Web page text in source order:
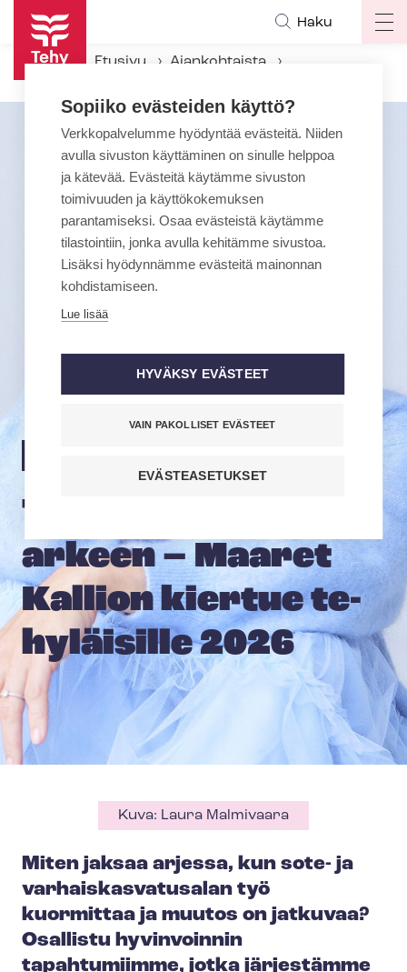
Hyppää
pääsisältöön
Haku
Etusivu
Ajankohtaista
Toi­voa ja voi­maa
ar­keen – Maa­ret
Kal­lion kier­tue te­
hy­läi­sil­le 2026
Kuva: Laura Malmivaara
Miten jaksaa arjessa, kun sote- ja
var­hais­kas­va­tusa­lan työ
kuormittaa ja muutos on jatkuvaa?
Osallistu hyvinvoinnin
tapahtumiimme, jotka järjestämme
Sopiiko evästeiden käyttö?
Verkkopalvelumme hyödyntää evästeitä. Niiden
avulla sivuston käyttäminen on sinulle helppoa
ja kätevää. Evästeitä käytämme sivuston
toimivuuden ja käyttökokemuksen
parantamiseksi. Osaa evästeistä käytämme
tilastointiin, jonka avulla kehitämme sivustoa.
Lisäksi hyödynnämme evästeitä mainonnan
kohdistamiseen.
Lue lisää
HYVÄKSY EVÄSTEET
VAIN PAKOLLISET EVÄSTEET
EVÄSTEASETUKSET